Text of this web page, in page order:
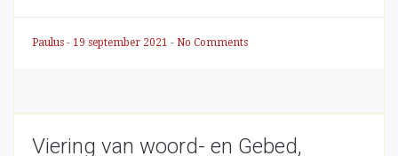
Paulus - 19 september 2021 - No Comments
Viering van woord- en Gebed,